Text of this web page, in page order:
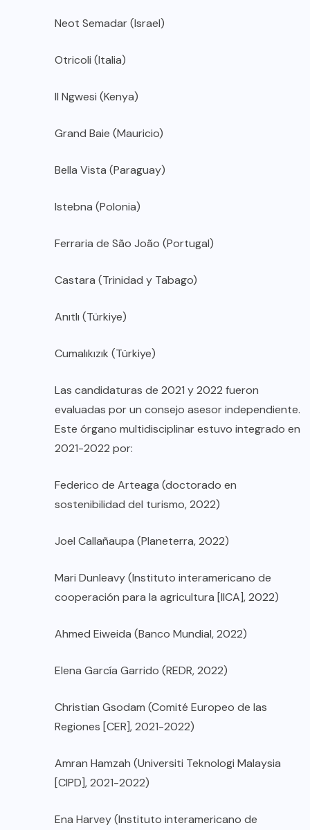
Neot Semadar (Israel)
Otricoli (Italia)
Il Ngwesi (Kenya)
Grand Baie (Mauricio)
Bella Vista (Paraguay)
Istebna (Polonia)
Ferraria de São João (Portugal)
Castara (Trinidad y Tabago)
Anıtlı (Türkiye)
Cumalıkızık (Türkiye)
Las candidaturas de 2021 y 2022 fueron
evaluadas por un consejo asesor independiente.
Este órgano multidisciplinar estuvo integrado en
2021-2022 por:
Federico de Arteaga (doctorado en
sostenibilidad del turismo, 2022)
Joel Callañaupa (Planeterra, 2022)
Mari Dunleavy (Instituto interamericano de
cooperación para la agricultura [IICA], 2022)
Ahmed Eiweida (Banco Mundial, 2022)
Elena García Garrido (REDR, 2022)
Christian Gsodam (Comité Europeo de las
Regiones [CER], 2021-2022)
Amran Hamzah (Universiti Teknologi Malaysia
[CIPD], 2021-2022)
Ena Harvey (Instituto interamericano de